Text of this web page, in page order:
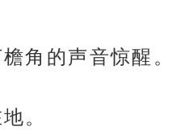
角的声音惊醒。
。